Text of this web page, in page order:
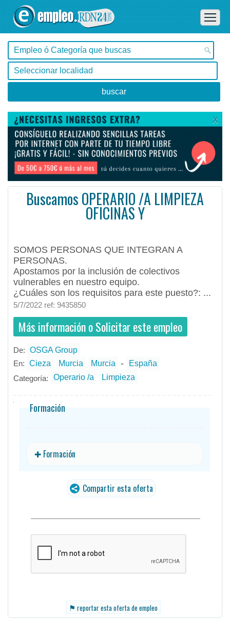
X
Buscamos OPERARIO /A LIMPIEZA
OFICINAS Y
SOMOS PERSONAS QUE INTEGRAN A
PERSONAS.
Apostamos por la inclusión de colectivos
vulnerables en nuestro equipo.
¿Cuáles son los requisitos para este puesto?: ...
5/7/2022 ref: 9435850
Más información o Solicitar este empleo
De: OSGA Group
En: Cieza Murcia Murcia -
España
Categoría:
Operario /a Limpieza
Formación
✚ Formación
Compartir esta oferta
⚑ reportar esta oferta de empleo